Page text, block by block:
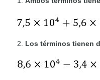
Los términos tienen